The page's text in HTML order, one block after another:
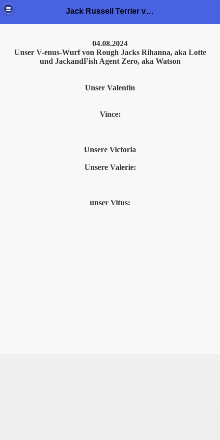
Jack Russell Terrier von der Bramau
04.08.2024
Unser V-enus-Wurf von Rough Jacks Rihanna, aka Lotte
und JackandFish Agent Zero, aka Watson
Unser Valentin
Vince:
Unsere Victoria
Unsere Valerie:
unser Vitus: